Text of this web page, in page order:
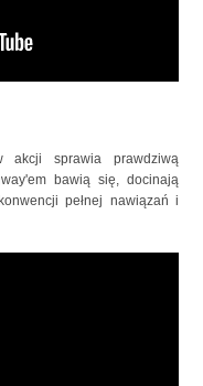
akcji sprawia prawdziwą
bawią się, docinają
pełnej nawiązań i